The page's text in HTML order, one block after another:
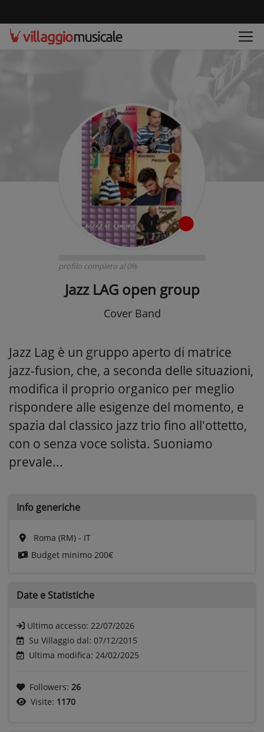
profilo completo al 0%
Jazz LAG open group
Cover Band
Jazz Lag è un gruppo aperto di matrice
jazz-fusion, che, a seconda delle situazioni,
modifica il proprio organico per meglio
rispondere alle esigenze del momento, e
spazia dal classico jazz trio fino all'ottetto,
con o senza voce solista. Suoniamo
prevale...
Info generiche
Roma (RM) - IT
Budget minimo 200€
Date e Statistiche
Ultimo accesso: 22/07/2026
Su Villaggio dal: 07/12/2015
Ultima modifica: 24/02/2025
Followers: 26
Visite: 1170